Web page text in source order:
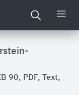
90, PDF, Text,